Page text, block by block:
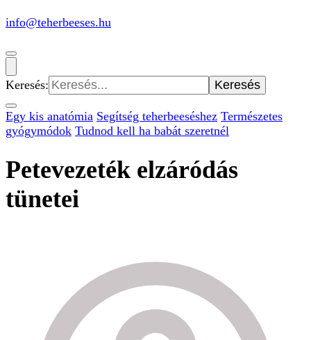
info@teherbeeses.hu
Keresés:
Egy kis anatómia Segítség teherbeeséshez Természetes
gyógymódok Tudnod kell ha babát szeretnél
Petevezeték elzáródás
tünetei